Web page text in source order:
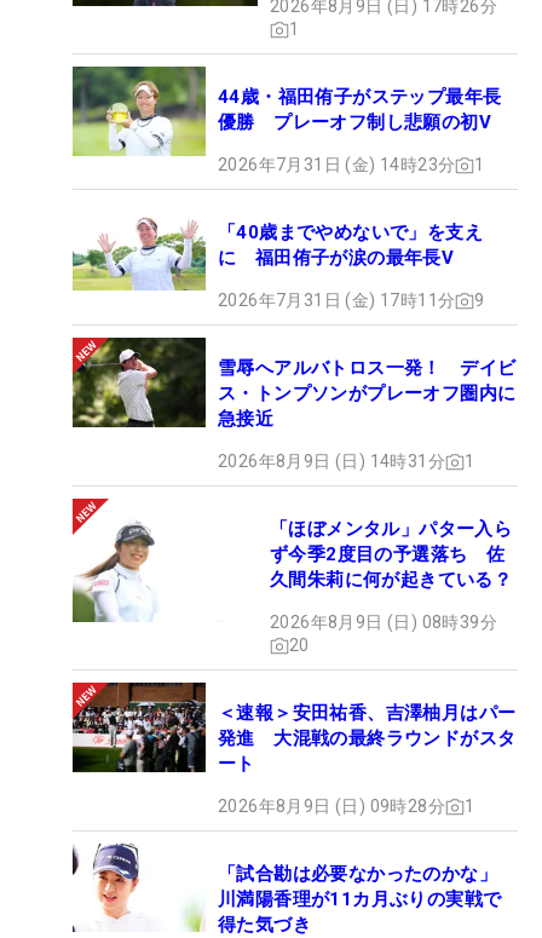
2026年8月9日 (日) 17時26分
1
44歳・福田侑子がステップ最年長
優勝 プレーオフ制し悲願の初V
2026年7月31日 (金) 14時23分 1
「40歳までやめないで」を支え
に 福田侑子が涙の最年長V
2026年7月31日 (金) 17時11分 9
雪辱へアルバトロス一発！ デイビ
ス・トンプソンがプレーオフ圏内に
急接近
2026年8月9日 (日) 14時31分 1
「ほぼメンタル」パター入ら
ず今季2度目の予選落ち 佐
久間朱莉に何が起きている？
2026年8月9日 (日) 08時39分
20
＜速報＞安田祐香、吉澤柚月はパー
発進 大混戦の最終ラウンドがスタ
ート
2026年8月9日 (日) 09時28分 1
「試合勘は必要なかったのかな」
川満陽香理が11カ月ぶりの実戦で
得た気づき